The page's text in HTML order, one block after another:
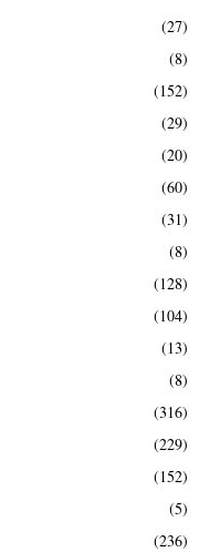
(27)
(8)
(152)
(29)
(20)
(60)
(31)
(8)
(128)
(104)
(13)
(8)
(316)
(229)
(152)
(5)
(236)